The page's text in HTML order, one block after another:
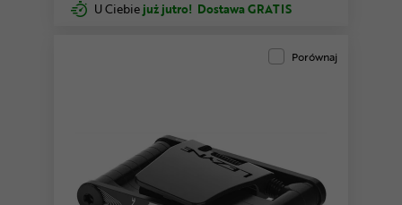
U Ciebie już jutro! Dostawa GRATIS
Porównaj